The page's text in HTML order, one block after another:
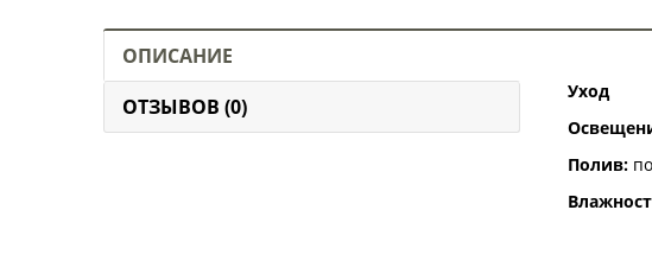
ОПИСАНИЕ
ОТЗЫВОВ (0)
Уход
Полив: